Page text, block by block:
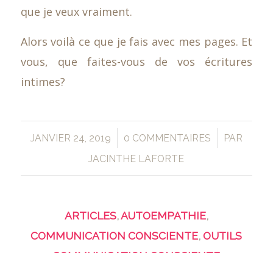
que je veux vraiment.
Alors voilà ce que je fais avec mes pages. Et
vous, que faites-vous de vos écritures
intimes?
JANVIER 24, 2019
/ 0 COMMENTAIRES
/
PAR
JACINTHE LAFORTE
ARTICLES,AUTOEMPATHIE,
COMMUNICATION CONSCIENTE,OUTILS